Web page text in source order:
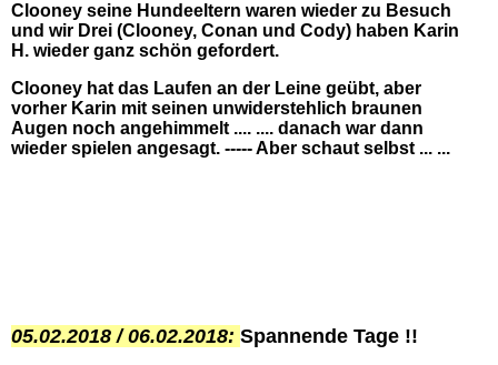
Clooney seine Hundeeltern waren wieder zu Besuch
und wir Drei (Clooney, Conan und Cody) haben Karin
H. wieder ganz schön gefordert.
Clooney hat das Laufen an der Leine geübt, aber
vorher Karin mit seinen unwiderstehlich braunen
Augen noch angehimmelt .... .... danach war dann
wieder spielen angesagt. ----- Aber schaut selbst ... ...
05.02.2018 / 06.02.2018: Spannende Tage !!